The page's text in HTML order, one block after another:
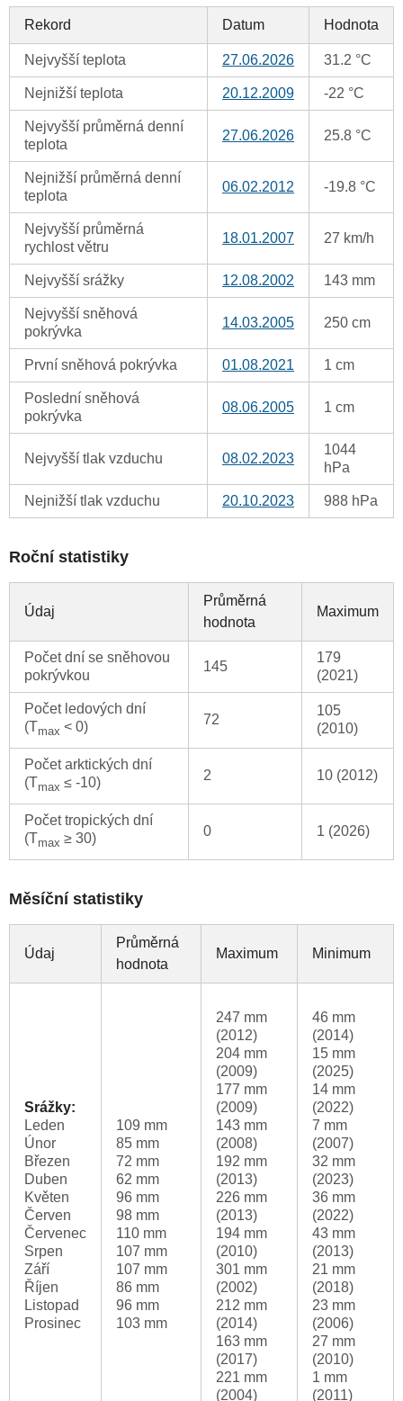
Rekord Datum Hodnota
Nejvyšší teplota 27.06.2026 31.2 °C
Nejnižší teplota 20.12.2009 -22 °C
Nejvyšší průměrná denní
teplota
27.06.2026 25.8 °C
Nejnižší průměrná denní
teplota
06.02.2012 -19.8 °C
Nejvyšší průměrná
rychlost větru
18.01.2007 27 km/h
Nejvyšší srážky 12.08.2002 143 mm
Nejvyšší sněhová
pokrývka
14.03.2005 250 cm
První sněhová pokrývka 01.08.2021 1 cm
Poslední sněhová
pokrývka
08.06.2005 1 cm
Nejvyšší tlak vzduchu 08.02.2023
1044
hPa
Nejnižší tlak vzduchu 20.10.2023 988 hPa
Roční statistiky
Údaj
Průměrná
hodnota
Maximum
Počet dní se sněhovou
pokrývkou
145
179
(2021)
Počet ledových dní
(Tmax < 0) 72
105
(2010)
Počet arktických dní
(Tmax ≤ -10) 2 10 (2012)
Počet tropických dní
(Tmax ≥ 30) 0 1 (2026)
Měsíční statistiky
Údaj
Průměrná
hodnota
Maximum Minimum
Srážky:
Leden
Únor
Březen
Duben
Květen
Červen
Červenec
Srpen
Září
Říjen
Listopad
Prosinec
109 mm
85 mm
72 mm
62 mm
96 mm
98 mm
110 mm
107 mm
107 mm
86 mm
96 mm
103 mm
247 mm
(2012)
204 mm
(2009)
177 mm
(2009)
143 mm
(2008)
192 mm
(2013)
226 mm
(2013)
194 mm
(2010)
301 mm
(2002)
212 mm
(2014)
163 mm
(2017)
221 mm
(2004)
46 mm
(2014)
15 mm
(2025)
14 mm
(2022)
7 mm
(2007)
32 mm
(2023)
36 mm
(2022)
43 mm
(2013)
21 mm
(2018)
23 mm
(2006)
27 mm
(2010)
1 mm
(2011)